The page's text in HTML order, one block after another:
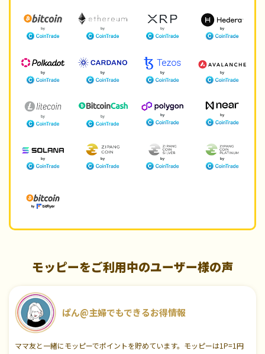
モッピーをご利用中のユーザー様の声
ぱん@主婦でもできるお得情報
ママ友と一緒にモッピーでポイントを貯めています。モッピーは1P=1円